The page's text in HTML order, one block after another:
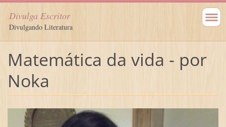
Divulga Escritor
Divulgando Literatura
Matemática da vida - por
Noka